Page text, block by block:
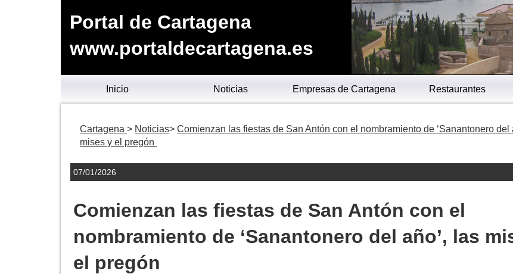
Portal de Cartagena
www.portaldecartagena.es
Inicio Noticias Empresas de Cartagena Restaurantes
Cartagena Noticias
Comienzan las fiestas de San Antón con el nombramiento de ‘Sanantonero del
mises y el pregón
07/01/2026
Comienzan las fiestas de San Antón con el
nombramiento de ‘Sanantonero del año’, las
el pregón